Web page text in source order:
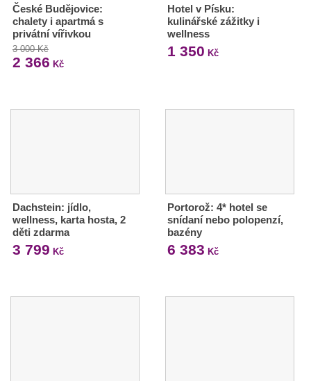
České Budějovice:
chalety i apartmá s
privátní vířivkou
3 000 Kč
2 366 Kč
Hotel v Písku:
kulinářské zážitky i
wellness
1 350 Kč
Dachstein: jídlo,
wellness, karta hosta, 2
děti zdarma
3 799 Kč
Portorož: 4* hotel se
snídaní nebo polopenzí,
bazény
6 383 Kč